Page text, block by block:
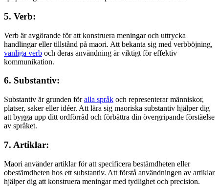
5. Verb:
Verb är avgörande för att konstruera meningar och uttrycka
handlingar eller tillstånd på maori. Att bekanta sig med verbböjning,
vanliga verb och deras användning är viktigt för effektiv
kommunikation.
6. Substantiv:
Substantiv är grunden föralla språk och representerar människor,
platser, saker eller idéer. Att lära sig maoriska substantiv hjälper dig
att bygga upp ditt ordförråd och förbättra din övergripande förståelse
av språket.
7. Artiklar:
Maori använder artiklar för att specificera bestämdheten eller
obestämdheten hos ett substantiv. Att förstå användningen av artiklar
hjälper dig att konstruera meningar med tydlighet och precision.